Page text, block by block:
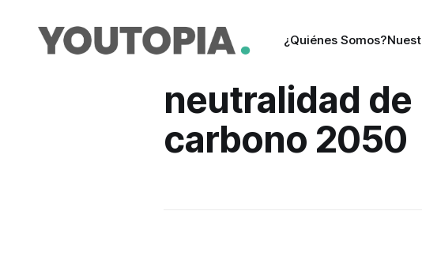
¿Quiénes Somos?
neutralidad de
carbono 2050